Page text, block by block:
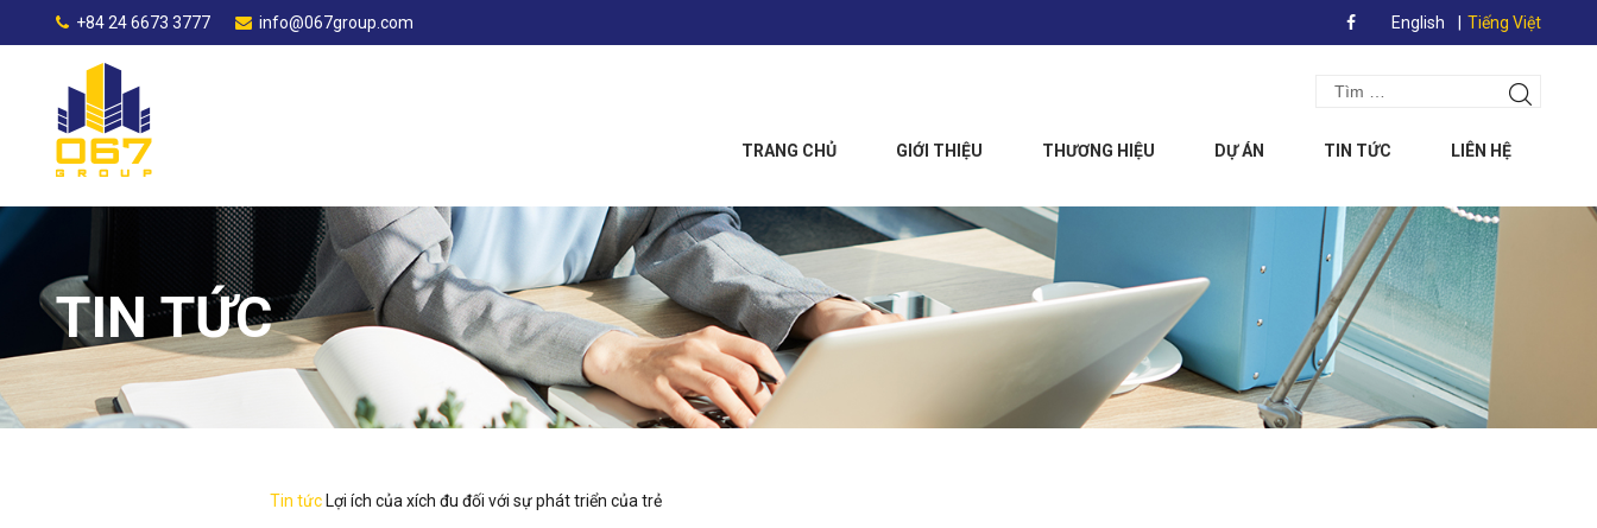
+84 24 6673 3777 info@067group.com English Tiếng Việt
Search
Tìm
TRANG CHỦ
GIỚI THIỆU THƯƠNG HIỆU DỰ ÁN TIN TỨC LIÊN HỆ
TIN TỨC
Tin tức Lợi ích của xích đu đối với sự phát triển của trẻ